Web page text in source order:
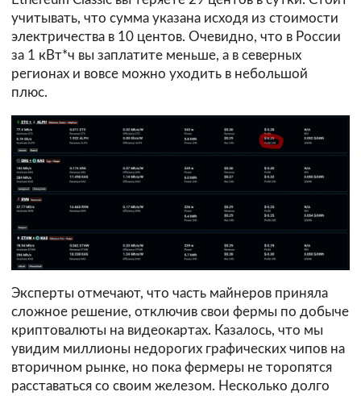
учитывать, что сумма указана исходя из стоимости
электричества в 10 центов. Очевидно, что в России
за 1 кВт*ч вы заплатите меньше, а в северных
регионах и вовсе можно уходить в небольшой
плюс.
Эксперты отмечают, что часть майнеров приняла
сложное решение, отключив свои фермы по добыче
криптовалюты на видеокартах. Казалось, что мы
увидим миллионы недорогих графических чипов на
вторичном рынке, но пока фермеры не торопятся
расставаться со своим железом. Несколько долго